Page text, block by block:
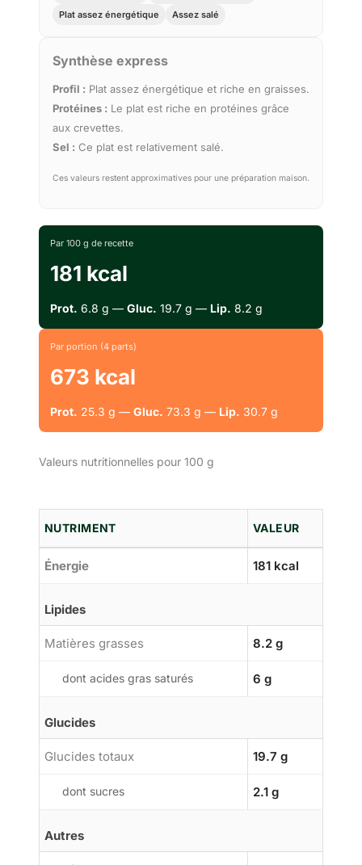
Plat assez énergétique
Assez salé
Synthèse express
Profil : Plat assez énergétique et riche en graisses.
Protéines : Le plat est riche en protéines grâce
aux crevettes.
Sel : Ce plat est relativement salé.
Ces valeurs restent approximatives pour une préparation maison.
Par 100 g de recette
181 kcal
Prot. 6.8 g — Gluc. 19.7 g — Lip. 8.2 g
Par portion (4 parts)
673 kcal
Prot. 25.3 g — Gluc. 73.3 g — Lip. 30.7 g
Valeurs nutritionnelles pour 100 g
NUTRIMENT VALEUR
Énergie 181 kcal
Lipides
Matières grasses 8.2 g
dont acides gras saturés 6 g
Glucides
Glucides totaux 19.7 g
dont sucres 2.1 g
Autres